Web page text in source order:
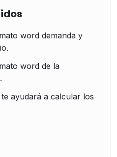
word demanda y
word de la
ayudará a calcular los